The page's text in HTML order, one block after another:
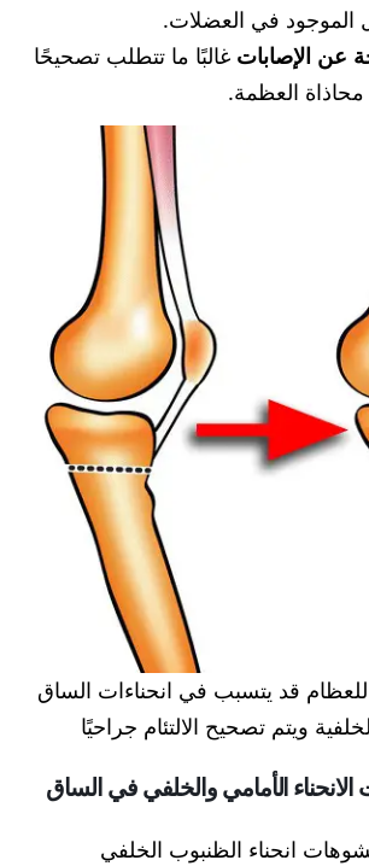
الموجود في العضلات.
عن الإصابات غالبًا ما تتطلب تصحيحًا
محاذاة العظمة.
للعظام قد يتسبب في انحناءات الساق
ويتم تصحيح الالتئام جراحيًا
الأمامي والخلفي في الساق
انحناء الظنبوب الخلفي